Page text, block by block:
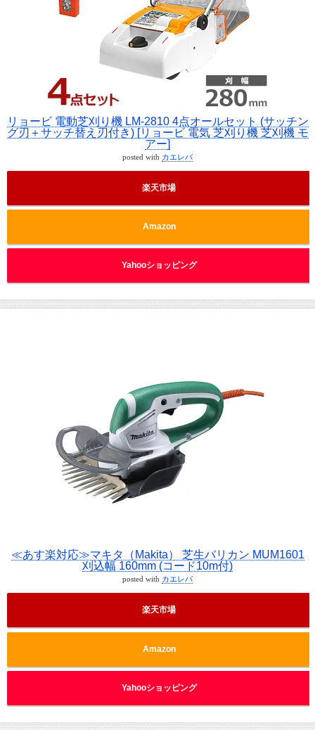
リョービ 電動芝刈り機 LM-2810 4点オールセット (サッチン
グ刃＋サッチ替え刃付き) [リョービ 電気 芝刈り機 芝刈機 モ
アー]
posted with カエレバ
楽天市場
Amazon
Yahooショッピング
≪あす楽対応≫マキタ（Makita） 芝生バリカン MUM1601
刈込幅 160mm (コード10m付)
posted with カエレバ
楽天市場
Amazon
Yahooショッピング